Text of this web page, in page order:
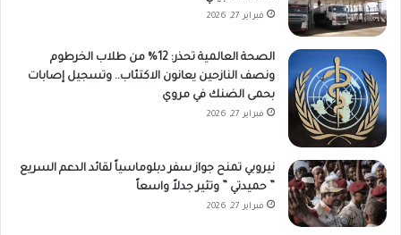
فبراير 27, 2026
الصحة العالمية تحذر: 12% من طلاب الخرطوم
ونصف النازحين يعانون الاكتئاب.. وتسجيل إصابات
بحمى الضنك في مروي
فبراير 27, 2026
نيروبي تمنح جواز سفر دبلوماسياً لقائد الدعم السريع
” حميدتي ” وتثير جدلاً واسعاً
فبراير 27, 2026